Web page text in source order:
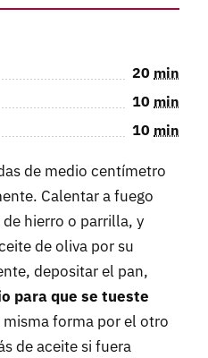
20 min
10 min
10 min
de medio centímetro
Calentar a fuego
hierro o parrilla, y
de oliva por su
depositar el pan,
para que se tueste
misma forma por el otro
de aceite si fuera